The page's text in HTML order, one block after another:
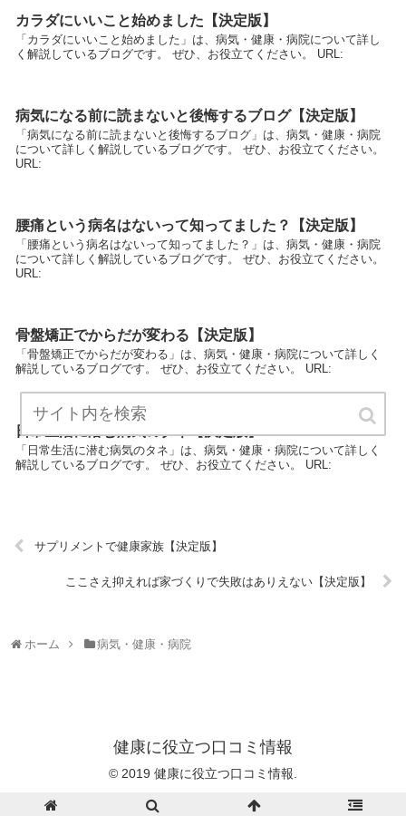
カラダにいいこと始めました【決定版】
「カラダにいいこと始めました」は、病気・健康・病院について詳し
く解説しているブログです。 ぜひ、お役立てください。 URL:
病気になる前に読まないと後悔するブログ【決定版】
「病気になる前に読まないと後悔するブログ」は、病気・健康・病院
について詳しく解説しているブログです。 ぜひ、お役立てください。
URL:
腰痛という病名はないって知ってました？【決定版】
「腰痛という病名はないって知ってました？」は、病気・健康・病院
について詳しく解説しているブログです。 ぜひ、お役立てください。
URL:
骨盤矯正でからだが変わる【決定版】
「骨盤矯正でからだが変わる」は、病気・健康・病院について詳しく
解説しているブログです。 ぜひ、お役立てください。 URL:
日常生活に潜む病気のタネ【決定版】
「日常生活に潜む病気のタネ」は、病気・健康・病院について詳しく
解説しているブログです。 ぜひ、お役立てください。 URL:
サプリメントで健康家族【決定版】
ここさえ抑えれば家づくりで失敗はありえない【決定版】
ホーム 病気・健康・病院
健康に役立つ口コミ情報
© 2019 健康に役立つ口コミ情報.